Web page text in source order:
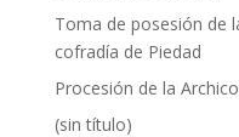
Toma de posesión de
cofradía de Piedad
Procesión de la
(sin título)